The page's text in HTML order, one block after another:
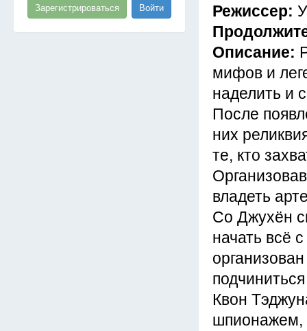
Зарегистрироваться Войти
Режиссер:
Описание:
мифов и
наделить и
После
них
те, кто
владеть
Со Джухён
начать всё
Квон
шпионажем,